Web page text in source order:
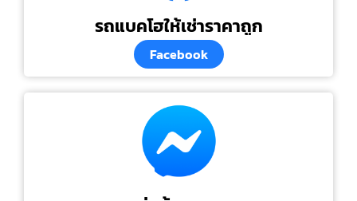
รถแบคโฮให้เช่าราคาถูก
Facebook